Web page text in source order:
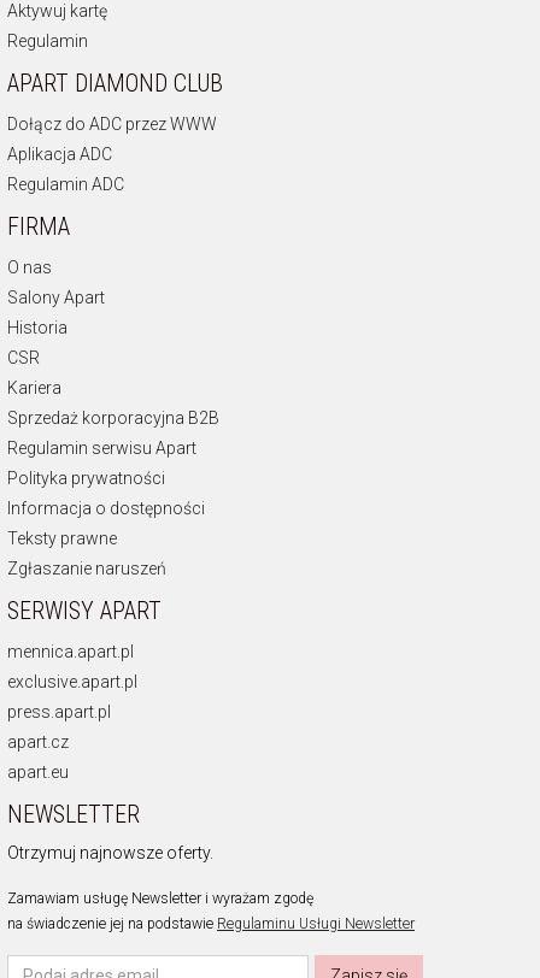
Aktywuj kartę
Regulamin
APART DIAMOND CLUB
Dołącz do ADC przez WWW
Aplikacja ADC
Regulamin ADC
FIRMA
O nas
Salony Apart
Historia
CSR
Kariera
Sprzedaż korporacyjna B2B
Regulamin serwisu Apart
Polityka prywatności
Informacja o dostępności
Teksty prawne
Zgłaszanie naruszeń
SERWISY APART
mennica.apart.pl
exclusive.apart.pl
press.apart.pl
apart.cz
apart.eu
NEWSLETTER
Otrzymuj najnowsze oferty.
Zamawiam usługę Newsletter i wyrażam zgodę
na świadczenie jej na podstawie Regulaminu Usługi Newsletter